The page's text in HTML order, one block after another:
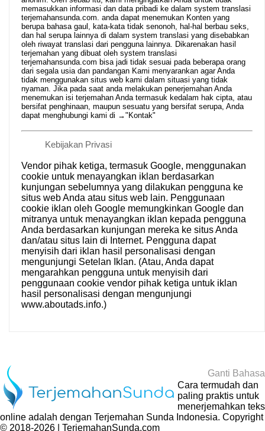
memasukkan informasi dan data pribadi ke dalam system translasi
terjemahansunda.com. anda dapat menemukan Konten yang
berupa bahasa gaul, kata-kata tidak senonoh, hal-hal berbau seks,
dan hal serupa lainnya di dalam system translasi yang disebabkan
oleh riwayat translasi dari pengguna lainnya. Dikarenakan hasil
terjemahan yang dibuat oleh system translasi
terjemahansunda.com bisa jadi tidak sesuai pada beberapa orang
dari segala usia dan pandangan Kami menyarankan agar Anda
tidak menggunakan situs web kami dalam situasi yang tidak
nyaman. Jika pada saat anda melakukan penerjemahan Anda
menemukan isi terjemahan Anda termasuk kedalam hak cipta, atau
bersifat penghinaan, maupun sesuatu yang bersifat serupa, Anda
dapat menghubungi kami di →"Kontak"
Kebijakan Privasi
Vendor pihak ketiga, termasuk Google, menggunakan
cookie untuk menayangkan iklan berdasarkan
kunjungan sebelumnya yang dilakukan pengguna ke
situs web Anda atau situs web lain. Penggunaan
cookie iklan oleh Google memungkinkan Google dan
mitranya untuk menayangkan iklan kepada pengguna
Anda berdasarkan kunjungan mereka ke situs Anda
dan/atau situs lain di Internet. Pengguna dapat
menyisih dari iklan hasil personalisasi dengan
mengunjungi Setelan Iklan. (Atau, Anda dapat
mengarahkan pengguna untuk menyisih dari
penggunaan cookie vendor pihak ketiga untuk iklan
hasil personalisasi dengan mengunjungi
www.aboutads.info.)
Ganti Bahasa
Cara termudah dan
paling praktis untuk
menerjemahkan teks
online adalah dengan Terjemahan Sunda Indonesia. Copyright
© 2018-2026 | TerjemahanSunda.com